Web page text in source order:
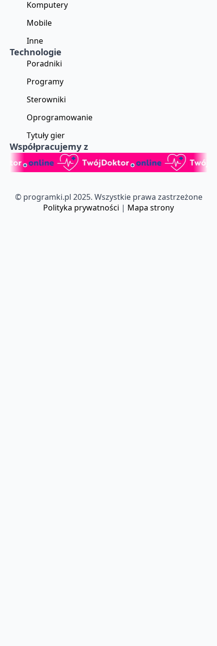
Komputery
Mobile
Inne
Technologie
Poradniki
Programy
Sterowniki
Oprogramowanie
Tytuły gier
Współpracujemy z
© programki.pl 2025. Wszystkie prawa zastrzeżone
Polityka prywatności | Mapa strony